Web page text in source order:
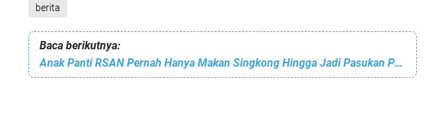
berita
Baca berikutnya:
Anak Panti RSAN Pernah Hanya Makan Singkong Hingga Jadi Pasukan Paskibraka Provinsi Aceh